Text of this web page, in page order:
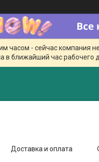
часом - сейчас
в ближайший час рабочего
Доставка и оплата